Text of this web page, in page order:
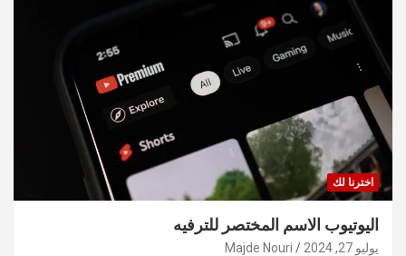
اخترنا لك
اليوتيوب الاسم المختصر للترفيه
يوليو 27, 2024 Majde Nouri